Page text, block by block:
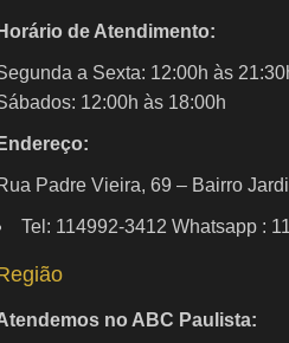
Horário de Atendimento:
a Sexta: 12:00h às
12:00h às 18:00h
Endereço:
Padre Vieira, 69 – Bairro
Tel: 114992-3412 Whatsapp :
no ABC Paulista: